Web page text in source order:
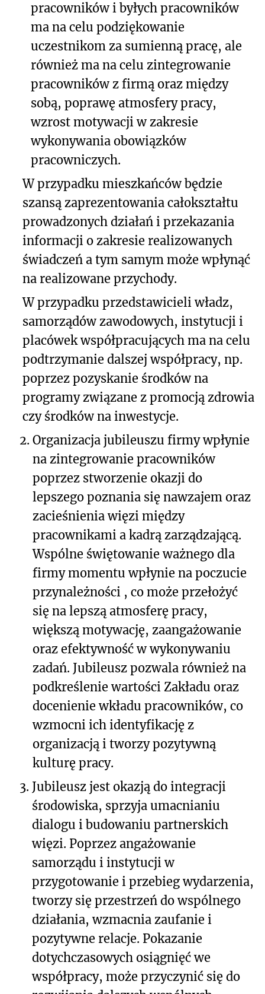
pracowników i byłych pracowników
ma na celu podziękowanie
uczestnikom za sumienną pracę, ale
również ma na celu zintegrowanie
pracowników z firmą oraz między
sobą, poprawę atmosfery pracy,
wzrost motywacji w zakresie
wykonywania obowiązków
pracowniczych.
W przypadku mieszkańców będzie
szansą zaprezentowania całokształtu
prowadzonych działań i przekazania
informacji o zakresie realizowanych
świadczeń a tym samym może wpłynąć
na realizowane przychody.
W przypadku przedstawicieli władz,
samorządów zawodowych, instytucji i
placówek współpracujących ma na celu
podtrzymanie dalszej współpracy, np.
poprzez pozyskanie środków na
programy związane z promocją zdrowia
czy środków na inwestycje.
2. Organizacja jubileuszu firmy wpłynie
na zintegrowanie pracowników
poprzez stworzenie okazji do
lepszego poznania się nawzajem oraz
zacieśnienia więzi między
pracownikami a kadrą zarządzającą.
Wspólne świętowanie ważnego dla
firmy momentu wpłynie na poczucie
przynależności , co może przełożyć
się na lepszą atmosferę pracy,
większą motywację, zaangażowanie
oraz efektywność w wykonywaniu
zadań. Jubileusz pozwala również na
podkreślenie wartości Zakładu oraz
docenienie wkładu pracowników, co
wzmocni ich identyfikację z
organizacją i tworzy pozytywną
kulturę pracy.
3. Jubileusz jest okazją do integracji
środowiska, sprzyja umacnianiu
dialogu i budowaniu partnerskich
więzi. Poprzez angażowanie
samorządu i instytucji w
przygotowanie i przebieg wydarzenia,
tworzy się przestrzeń do wspólnego
działania, wzmacnia zaufanie i
pozytywne relacje. Pokazanie
dotychczasowych osiągnięć we
współpracy, może przyczynić się do